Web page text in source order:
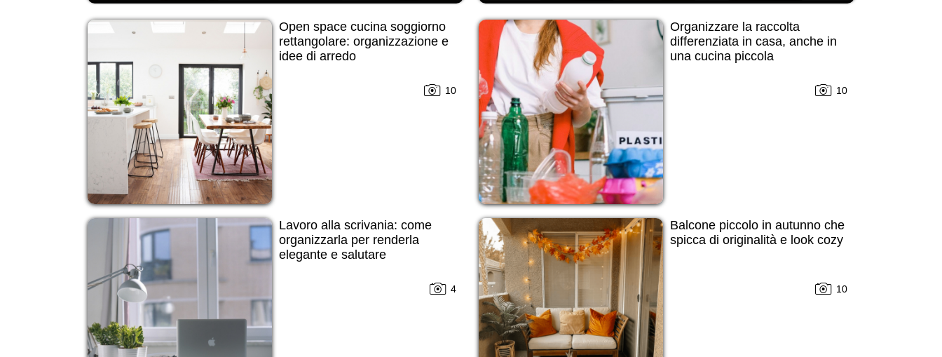
Open space cucina soggiorno
rettangolare: organizzazione e
idee di arredo
10
Organizzare la raccolta
differenziata in casa, anche in
una cucina piccola
10
Lavoro alla scrivania: come
organizzarla per renderla
elegante e salutare
4
Balcone piccolo in autunno che
spicca di originalità e look cozy
10